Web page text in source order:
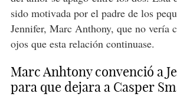
sido motivada por el padre de los
Jennifer, Marc Anthony, que no vería
ojos que esta relación continuase.
Marc Anhtony convenció a
para que dejara a Casper